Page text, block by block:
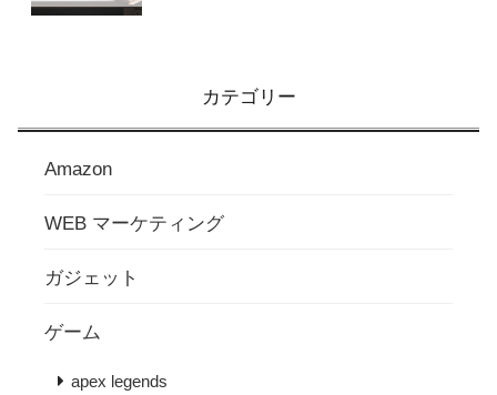
カテゴリー
Amazon
WEB マーケティング
ガジェット
ゲーム
apex legends